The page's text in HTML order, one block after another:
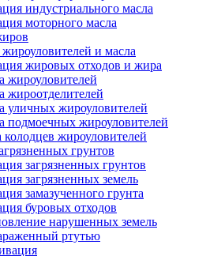
индустриального масла
моторного масла
и масла
жировых отходов и жира
жироуловителей
жироотделителей
уличных жироуловителей
подмоечных жироуловителей
колодцев жироуловителей
грунтов
загрязненных грунтов
загрязненных земель
замазученного грунта
буровых отходов
нарушенных земель
ртутью